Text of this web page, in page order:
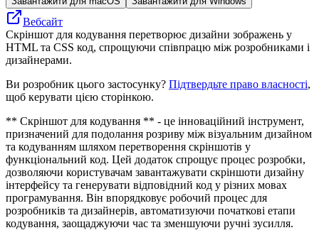
Вебсайт
Скріншот для кодування перетворює дизайни зображень у
HTML та CSS код, спрощуючи співпрацю між розробниками і
дизайнерами.
Ви розробник цього застосунку? Підтвердьте право власності,
щоб керувати цією сторінкою.
** Скріншот для кодування ** - це інноваційний інструмент,
призначений для подолання розриву між візуальним дизайном
та кодуванням шляхом перетворення скріншотів у
функціональний код. Цей додаток спрощує процес розробки,
дозволяючи користувачам завантажувати скріншоти дизайну
інтерфейсу та генерувати відповідний код у різних мовах
програмування. Він впорядковує робочий процес для
розробників та дизайнерів, автоматизуючи початкові етапи
кодування, заощаджуючи час та зменшуючи ручні зусилля.